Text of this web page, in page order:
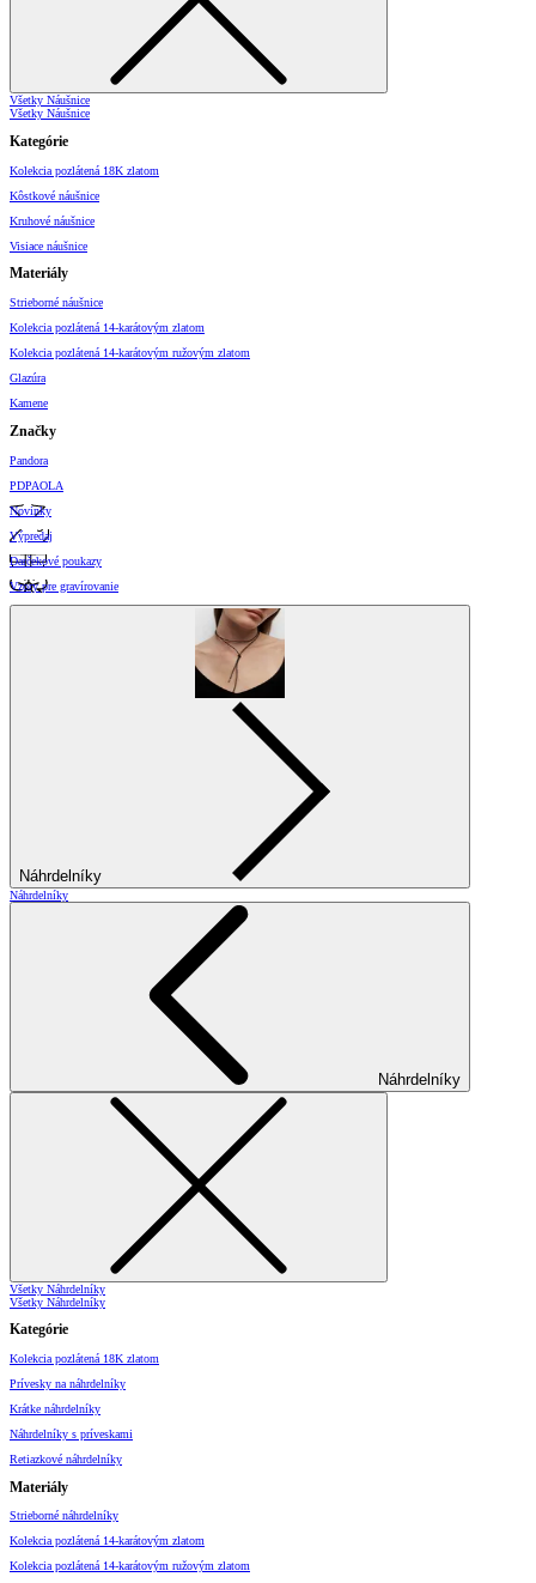
Všetky Náušnice
Všetky Náušnice
Kategórie
Kolekcia pozlátená 18K zlatom
Kôstkové náušnice
Kruhové náušnice
Visiace náušnice
Materiály
Strieborné náušnice
Kolekcia pozlátená 14-karátovým zlatom
Kolekcia pozlátená 14-karátovým ružovým zlatom
Glazúra
Kamene
Značky
Pandora
PDPAOLA
Novinky
Výpredaj
Darčekové poukazy
Vzory pre gravírovanie
Náhrdelníky
Náhrdelníky
Náhrdelníky
Všetky Náhrdelníky
Všetky Náhrdelníky
Kategórie
Kolekcia pozlátená 18K zlatom
Prívesky na náhrdelníky
Krátke náhrdelníky
Náhrdelníky s príveskami
Retiazkové náhrdelníky
Materiály
Strieborné náhrdelníky
Kolekcia pozlátená 14-karátovým zlatom
Kolekcia pozlátená 14-karátovým ružovým zlatom